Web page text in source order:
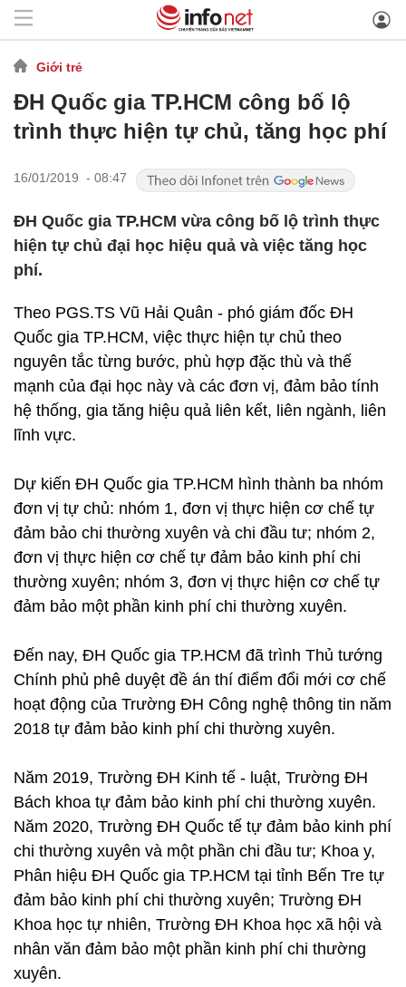
Giới trẻ
ĐH Quốc gia TP.HCM công bố lộ
trình thực hiện tự chủ, tăng học phí
16/01/2019 - 08:47
ĐH Quốc gia TP.HCM vừa công bố lộ trình thực
hiện tự chủ đại học hiệu quả và việc tăng học
phí.
Theo PGS.TS Vũ Hải Quân - phó giám đốc ĐH
Quốc gia TP.HCM, việc thực hiện tự chủ theo
nguyên tắc từng bước, phù hợp đặc thù và thế
mạnh của đại học này và các đơn vị, đảm bảo tính
hệ thống, gia tăng hiệu quả liên kết, liên ngành, liên
lĩnh vực.
Dự kiến ĐH Quốc gia TP.HCM hình thành ba nhóm
đơn vị tự chủ: nhóm 1, đơn vị thực hiện cơ chế tự
đảm bảo chi thường xuyên và chi đầu tư; nhóm 2,
đơn vị thực hiện cơ chế tự đảm bảo kinh phí chi
thường xuyên; nhóm 3, đơn vị thực hiện cơ chế tự
đảm bảo một phần kinh phí chi thường xuyên.
Đến nay, ĐH Quốc gia TP.HCM đã trình Thủ tướng
Chính phủ phê duyệt đề án thí điểm đổi mới cơ chế
hoạt động của Trường ĐH Công nghệ thông tin năm
2018 tự đảm bảo kinh phí chi thường xuyên.
Năm 2019, Trường ĐH Kinh tế - luật, Trường ĐH
Bách khoa tự đảm bảo kinh phí chi thường xuyên.
Năm 2020, Trường ĐH Quốc tế tự đảm bảo kinh phí
chi thường xuyên và một phần chi đầu tư; Khoa y,
Phân hiệu ĐH Quốc gia TP.HCM tại tỉnh Bến Tre tự
đảm bảo kinh phí chi thường xuyên; Trường ĐH
Khoa học tự nhiên, Trường ĐH Khoa học xã hội và
nhân văn đảm bảo một phần kinh phí chi thường
xuyên.